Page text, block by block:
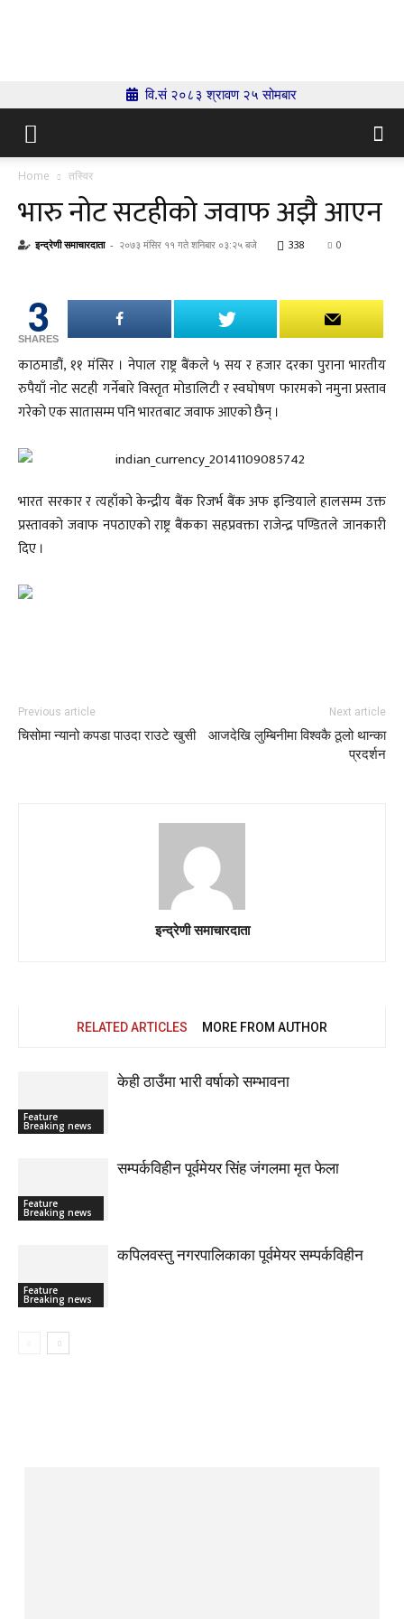
वि.सं २०८३ श्रावण २५ सोमबार
Home तस्विर
भारु नोट सटहीको जवाफ अझै आएन
इन्द्रेणी समाचारदाता - २०७३ मंसिर ११ गते शनिबार ०३:२५ बजे 338 0
3
SHARES
काठमाडौं, ११ मंसिर । नेपाल राष्ट्र बैंकले ५ सय र हजार दरका पुराना भारतीय
रुपैयाँ नोट सटही गर्नेबारे विस्तृत मोडालिटी र स्वघोषण फारमको नमुना प्रस्ताव
गरेको एक सातासम्म पनि भारतबाट जवाफ आएको छैन् ।
भारत सरकार र त्यहाँको केन्द्रीय बैंक रिजर्भ बैंक अफ इन्डियाले हालसम्म उक्त
प्रस्तावको जवाफ नपठाएको राष्ट्र बैंकका सहप्रवक्ता राजेन्द्र पण्डितले जानकारी
दिए ।
Previous article
चिसोमा न्यानो कपडा पाउदा राउटे खुसी
Next article
आजदेखि लुम्बिनीमा विश्वकै ठूलो थान्का
प्रदर्शन
इन्द्रेणी समाचारदाता
RELATED ARTICLES MORE FROM AUTHOR
Feature
Breaking news
केही ठाउँमा भारी वर्षाको सम्भावना
Feature
Breaking news
सम्पर्कविहीन पूर्वमेयर सिंह जंगलमा मृत फेला
Feature
Breaking news
कपिलवस्तु नगरपालिकाका पूर्वमेयर सम्पर्कविहीन